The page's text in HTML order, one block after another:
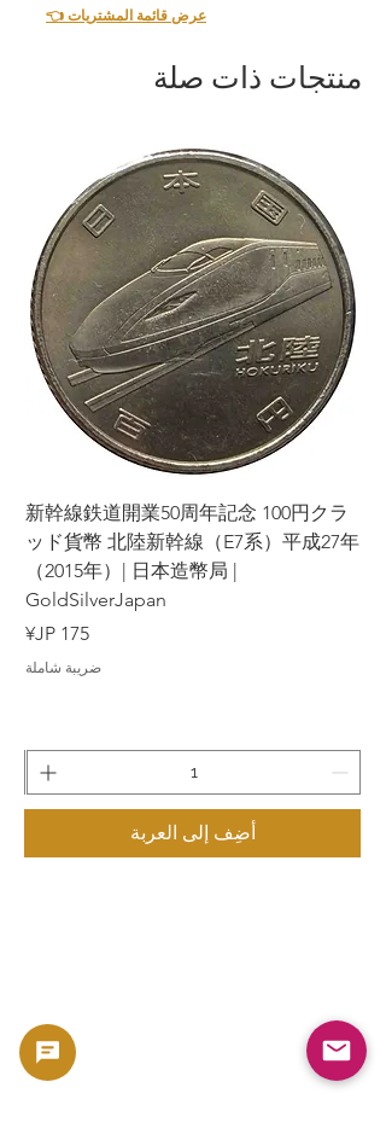
👈 عرض قائمة المشتريات
منتجات ذات صلة
新幹線鉄道開業50周年記念 100円クラ
ッド貨幣 北陸新幹線（E7系）平成27年
（2015年）| 日本造幣局 |
GoldSilverJapan
السعر
ضريبة شاملة
أضِف إلى العربة